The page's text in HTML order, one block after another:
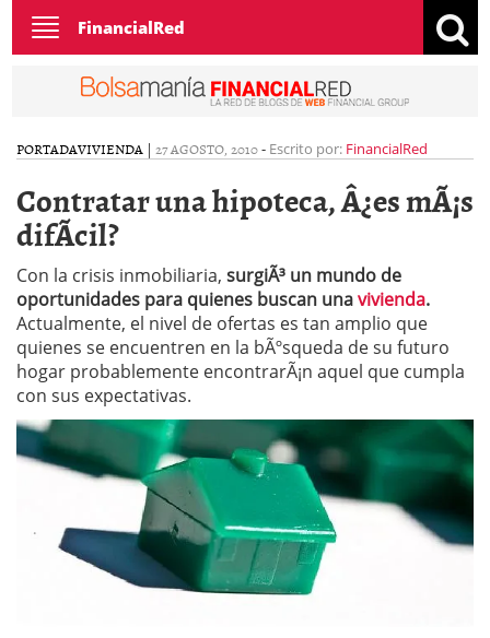
Toggle
navigation
FinancialRed
PORTADAVIVIENDA | 27 AGOSTO, 2010- Escrito por: FinancialRed
Contratar una hipoteca, Â¿es mÃ¡s
difÃ­cil?
Con la crisis inmobiliaria, surgiÃ³ un mundo de
oportunidades para quienes buscan unavivienda.
Actualmente, el nivel de ofertas es tan amplio que
quienes se encuentren en la bÃºsqueda de su futuro
hogar probablemente encontrarÃ¡n aquel que cumpla
con sus expectativas.